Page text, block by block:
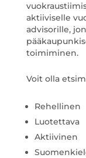
aktiiviselle
advisorille,
toimiminen.
Voit olla
Rehellinen
Luotettava
Aktiivinen